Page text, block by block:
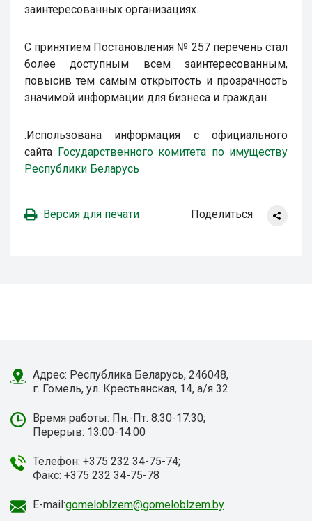
заинтересованных организациях.
С принятием Постановления № 257 перечень стал
более доступным всем заинтересованным,
повысив тем самым открытость и прозрачность
значимой информации для бизнеса и граждан.
.Использована информация с официального
сайта Государственного комитета по имуществу
Республики Беларусь
Версия для печати Поделиться
Адрес: Республика Беларусь, 246048,
г. Гомель, ул. Крестьянская, 14, а/я 32
Время работы: Пн.-Пт. 8:30-17:30;
Перерыв: 13:00-14:00
Телефон: +375 232 34-75-74;
Факс: +375 232 34-75-78
E-mail:gomeloblzem@gomeloblzem.by